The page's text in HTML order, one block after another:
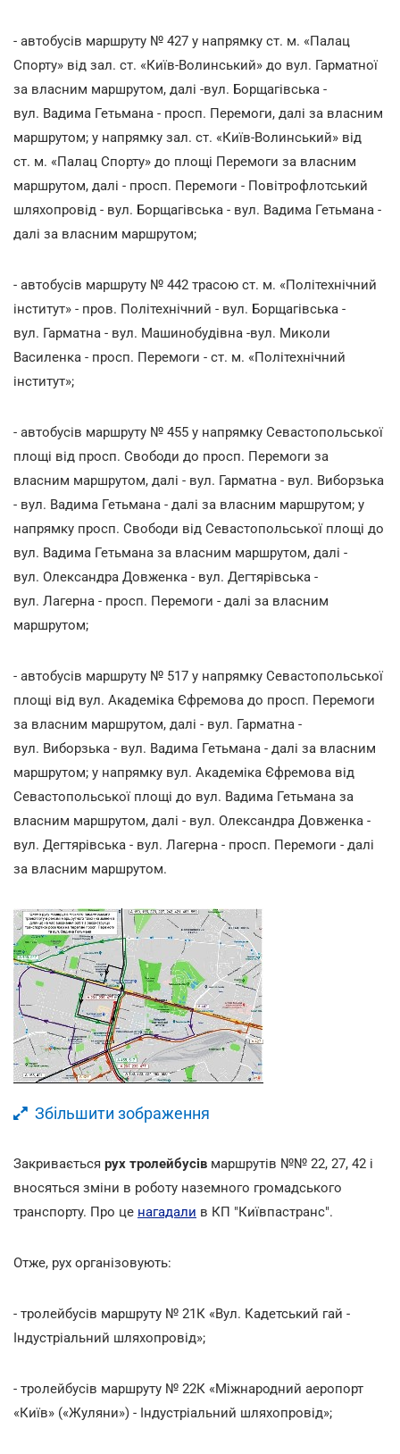
- автобусів маршруту № 427 у напрямку ст. м. «Палац
Спорту» від зал. ст. «Київ-Волинський» до вул. Гарматної
за власним маршрутом, далі -вул. Борщагівська -
вул. Вадима Гетьмана - просп. Перемоги, далі за власним
маршрутом; у напрямку зал. ст. «Київ-Волинський» від
ст. м. «Палац Спорту» до площі Перемоги за власним
маршрутом, далі - просп. Перемоги - Повітрофлотський
шляхопровід - вул. Борщагівська - вул. Вадима Гетьмана -
далі за власним маршрутом;
- автобусів маршруту № 442 трасою ст. м. «Політехнічний
інститут» - пров. Політехнічний - вул. Борщагівська -
вул. Гарматна - вул. Машинобудівна -вул. Миколи
Василенка - просп. Перемоги - ст. м. «Політехнічний
інститут»;
- автобусів маршруту № 455 у напрямку Севастопольської
площі від просп. Свободи до просп. Перемоги за
власним маршрутом, далі - вул. Гарматна - вул. Виборзька
- вул. Вадима Гетьмана - далі за власним маршрутом; у
напрямку просп. Свободи від Севастопольської площі до
вул. Вадима Гетьмана за власним маршрутом, далі -
вул. Олександра Довженка - вул. Дегтярівська -
вул. Лагерна - просп. Перемоги - далі за власним
маршрутом;
- автобусів маршруту № 517 у напрямку Севастопольської
площі від вул. Академіка Єфремова до просп. Перемоги
за власним маршрутом, далі - вул. Гарматна -
вул. Виборзька - вул. Вадима Гетьмана - далі за власним
маршрутом; у напрямку вул. Академіка Єфремова від
Севастопольської площі до вул. Вадима Гетьмана за
власним маршрутом, далі - вул. Олександра Довженка -
вул. Дегтярівська - вул. Лагерна - просп. Перемоги - далі
за власним маршрутом.
Збільшити зображення
Закривається рух тролейбусів маршрутів №№ 22, 27, 42 і
вносяться зміни в роботу наземного громадського
транспорту. Про це нагадали в КП "Київпастранс".
Отже, рух організовують:
- тролейбусів маршруту № 21К «Вул. Кадетський гай -
Індустріальний шляхопровід»;
- тролейбусів маршруту № 22К «Міжнародний аеропорт
«Київ» («Жуляни») - Індустріальний шляхопровід»;